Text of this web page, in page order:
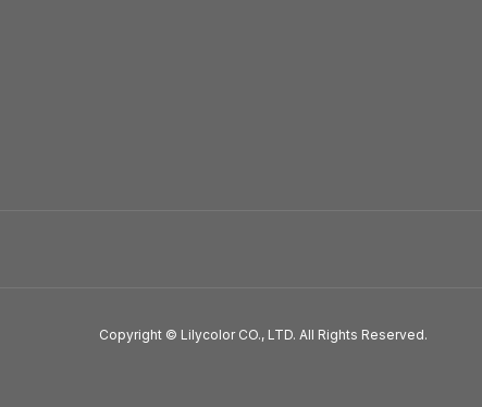
Copyright © Lilycolor CO., LTD. All Rights Reserved.